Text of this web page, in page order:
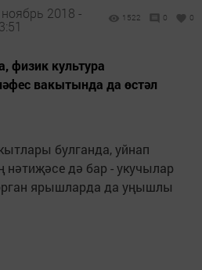
2018 -
1522 0 0
физик культура
вакытында да өстәл
булганда, уйнап
нәтиҗәсе дә бар - укучылар
ярышларда да уңышлы